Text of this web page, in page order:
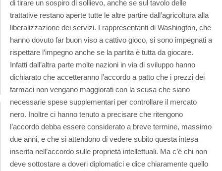
di tirare un sospiro di sollievo, anche se sul tavolo delle
trattative restano aperte tutte le altre partire dall’agricoltura alla
liberalizzazione dei servizi. I rappresentanti di Washington, che
hanno dovuto far buon viso a cattivo gioco, si sono impegnati a
rispettare l’impegno anche se la partita è tutta da giocare.
Infatti dall’altra parte molte nazioni in via di sviluppo hanno
dichiarato che accetteranno l’accordo a patto che i prezzi dei
farmaci non vengano maggiorati con la scusa che siano
necessarie spese supplementari per controllare il mercato
nero. Inoltre ci hanno tenuto a precisare che ritengono
l’accordo debba essere considerato a breve termine, massimo
due anni, e che si attendono di vedere subito questa intesa
inserita nell’accordo sulle proprietà intellettuali. Ma c’é chi non
deve sottostare a doveri diplomatici e dice chiaramente quello